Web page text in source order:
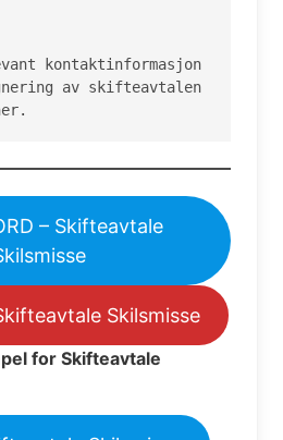
kontaktinformasjon
av skifteavtalen
– Skifteavtale
Skilsmisse
for Skifteavtale